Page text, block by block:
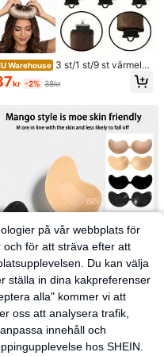
Warehouse 3 st/1 st/9 st värmelös
locktångset för kvinnor i satin, ink
hårlockare, pannbandslock
flexibel metalltråd, lämplig för sömn,
högstudsande gummifyllning, mjuk
och bekväm, passar normalt hår, sk
apar avslappnade lockar, europeisk
t och amerikanskt minimalistiskt ve
rktyg för stora vågor under sömn, pr
kr -2% 38kr
EU Warehouse
4 st (2 svarta + 2 hudf
självhäftande osynliga bh-
på vår webbplats för
för att sträva efter att
Du kan välja
ställa in dina kakpreferenser
alla" kommer vi att
oss att analysera trafik,
innehåll och
hos SHEIN.